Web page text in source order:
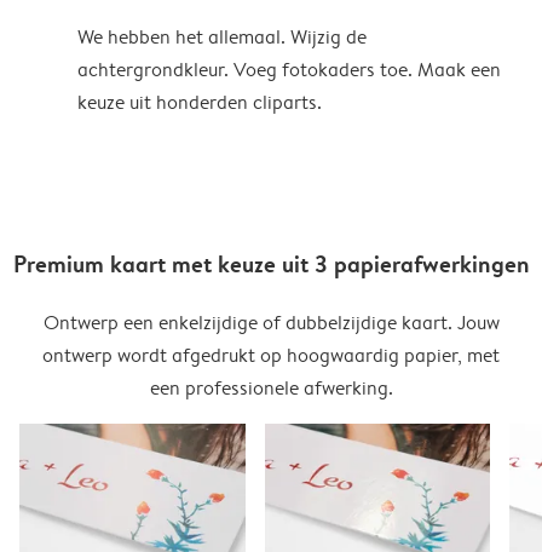
We hebben het allemaal. Wijzig de
achtergrondkleur. Voeg fotokaders toe. Maak een
keuze uit honderden cliparts.
Premium kaart met keuze uit 3 papierafwerkingen
Ontwerp een enkelzijdige of dubbelzijdige kaart. Jouw
ontwerp wordt afgedrukt op hoogwaardig papier, met
een professionele afwerking.